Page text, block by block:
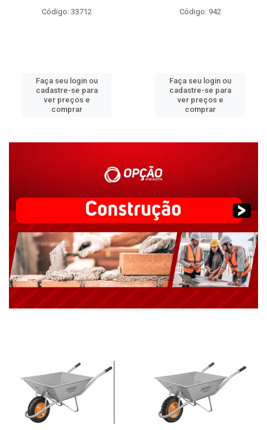
Código: 33712
Faça seu login ou
cadastre-se para
ver preços e
comprar
Código: 942
Faça seu login ou
cadastre-se para
ver preços e
comprar